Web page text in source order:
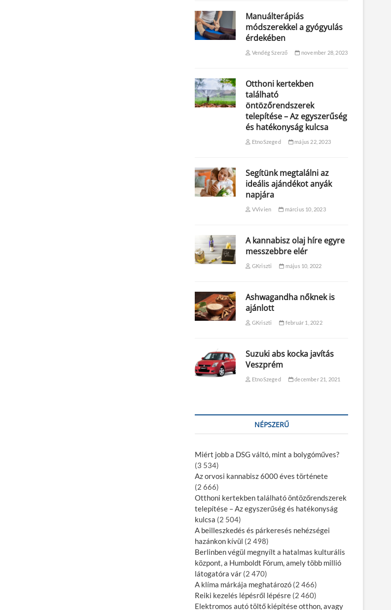
Manuálterápiás
módszerekkel a gyógyulás
érdekében
Vendég Szerző november 28, 2023
Otthoni kertekben
található
öntözőrendszerek
telepítése – Az egyszerűség
és hatékonyság kulcsa
EtnoSzeged május 22, 2023
Segítünk megtalálni az
ideális ajándékot anyák
napjára
VVivien március 10, 2023
A kannabisz olaj híre egyre
messzebbre elér
GKriszti május 10, 2022
Ashwagandha nőknek is
ajánlott
GKriszti február 1, 2022
Suzuki abs kocka javítás
Veszprém
EtnoSzeged december 21, 2021
NÉPSZERŰ
Miért jobb a DSG váltó, mint a bolygóműves?
(3 534)
Az orvosi kannabisz 6000 éves története
(2 666)
Otthoni kertekben található öntözőrendszerek
telepítése – Az egyszerűség és hatékonyság
kulcsa (2 504)
A beilleszkedés és párkeresés nehézségei
hazánkon kívül (2 498)
Berlinben végül megnyílt a hatalmas kulturális
központ, a Humboldt Fórum, amely több millió
látogatóra vár (2 470)
A klíma márkája meghatározó (2 466)
Reiki kezelés lépésről lépésre (2 460)
Elektromos autó töltő kiépítése otthon, avagy